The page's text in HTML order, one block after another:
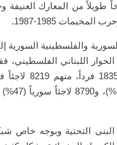
طويلاً من المعارك
المئات من الأسر السورية
سنة 2017، تحت إشراف لجنة الحوار اللبناني
الذين كانوا يقطنون في
التحتية وبوجه خاص